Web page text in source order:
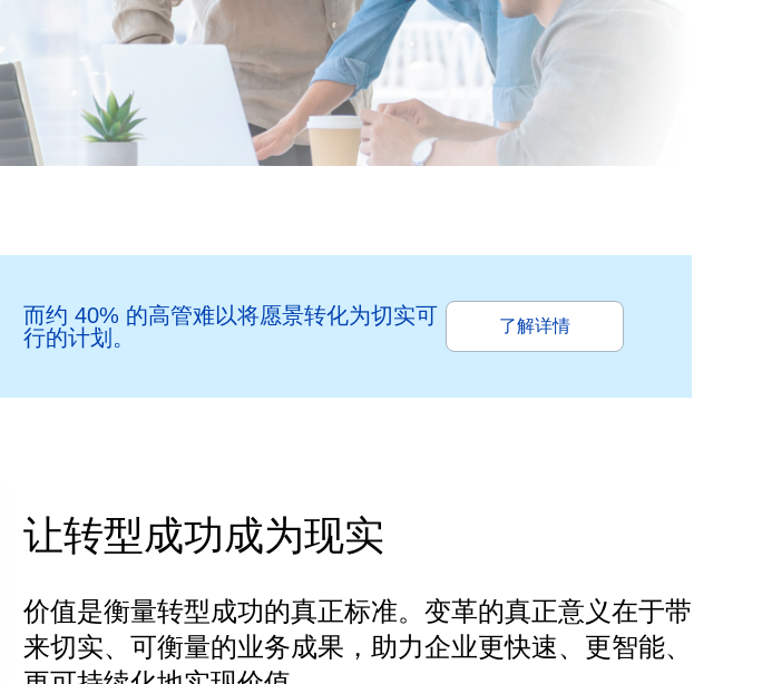
而约 40% 的高管难以将愿景转化为切实可
行的计划。
了解详情
让转型成功成为现实
价值是衡量转型成功的真正标准。变革的真正意义在于带
来切实、可衡量的业务成果，助力企业更快速、更智能、